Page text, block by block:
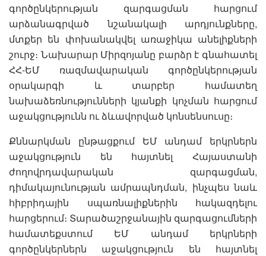
գործընկերության զարգացման հարցում
արձանագրված նշանակալի արդյունքները,
մտքեր են փոխանակվել առաջիկա անելիքների
շուրջ։ Նախարար Միրզոյանը բարձր է գնահատել
ՀՀ-ԵՄ ռազմավարական գործընկերության
օրակարգի և տարբեր համատեղ
նախաձեռնությունների կյանքի կոչման հարցում
աջակցությունն ու ձևավորված կոնսենսուսը։
Քննարկման ընթացքում ԵՄ անդամ երկրներն
աջակցություն են հայտնել Հայաստանի
ժողովրդավարական զարգացման,
դիմակայունության ամրապնդման, ինչպես նաև
հիբրիդային սպառնալիքներին հակազդելու
հարցերում։ Տարածաշրջանային զարգացումների
համատեքստում ԵՄ անդամ երկրների
գործընկերներն աջակցություն են հայտնել